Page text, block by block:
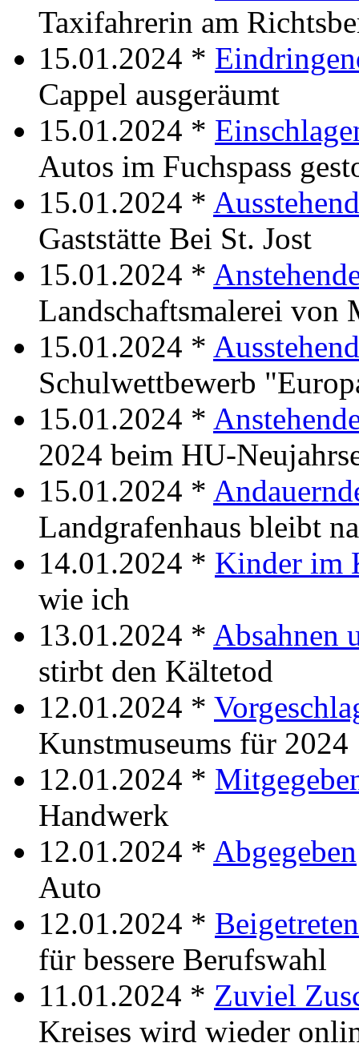
Taxifahrerin am
15.01.2024 *
Cappel ausgeräumt
15.01.2024 *
Autos im Fuchspass
15.01.2024 *
Gaststätte Bei St. Jost
15.01.2024 *
Landschaftsmalerei von
15.01.2024 *
Schulwettbewerb
15.01.2024 *
2024 beim HU-
15.01.2024 *
Landgrafenhaus bleibt
14.01.2024 * Kinder im
wie ich
13.01.2024 * Absahnen
stirbt den Kältetod
12.01.2024 *
Kunstmuseums für 2024
12.01.2024 *
Handwerk
12.01.2024 * Abgegeben
Auto
12.01.2024 * Beigetreten
für bessere Berufswahl
11.01.2024 * Zuviel
Kreises wird wieder